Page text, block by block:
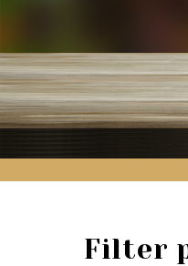
Filter